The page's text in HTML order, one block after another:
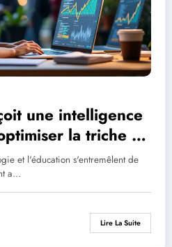
une intelligence
la triche et
de dollars
et l'éducation s'entremêlent de
a…
Lire La Suite